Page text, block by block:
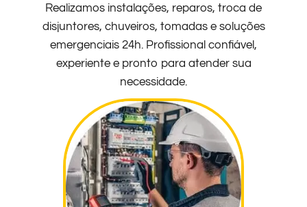
Realizamos instalações, reparos, troca de
disjuntores, chuveiros, tomadas e soluções
emergenciais 24h. Profissional confiável,
experiente e pronto para atender sua
necessidade.